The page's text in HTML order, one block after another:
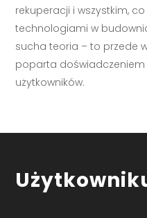
rekuperacji i wszystkim,
technologiami w
sucha teoria – to przede
poparta
użytkowników.